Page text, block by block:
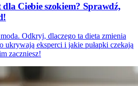
Ciebie szokiem? Sprawdź,
Odkryj, dlaczego ta dieta zmienia
ukrywają eksperci i jakie pułapki czekają
zaczniesz!